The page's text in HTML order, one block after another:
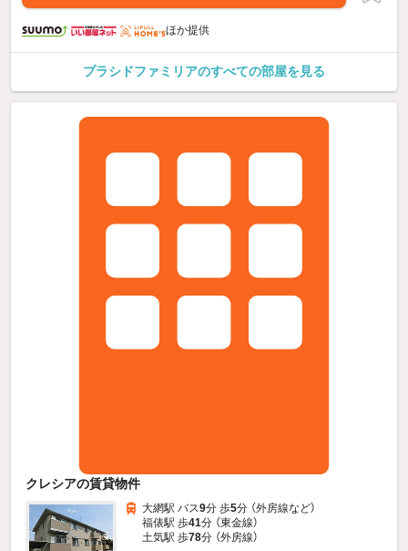
ほか提供
プラシドファミリアのすべての部屋を見る
クレシアの賃貸物件
大網駅 バス9分 歩5分 （外房線など）
福俵駅 歩41分 （東金線）
土気駅 歩78分 （外房線）